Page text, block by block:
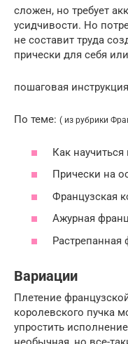
сложен, но требует
усидчивости. Но
не составит труда
прически для себя
пошаговая
По теме: ( из рубрики
Как
Прически на
Французская
Ажурная
Растрепанная
Вариации
Плетение
королевского пучка
упростить